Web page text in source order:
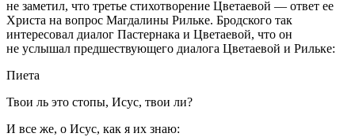
не заметил, что третье стихотворение Цветаевой — ответ ее
Христа на вопрос Магдалины Рильке. Бродского так
интересовал диалог Пастернака и Цветаевой, что он
не услышал предшествующего диалога Цветаевой и Рильке:
Пиета
Твои ль это стопы, Исус, твои ли?
И все же, о Исус, как я их знаю: